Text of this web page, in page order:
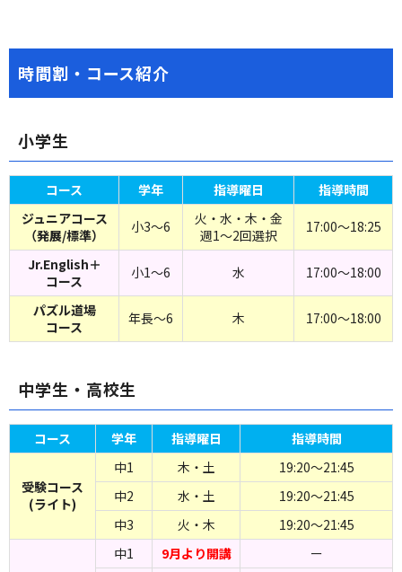
時間割・コース紹介
小学生
コース 学年 指導曜日
指導時間
ジュニアコース
（発展/標準）
小3～6
火・水・木・金
週1～2回選択
17:00～18:25
Jr.English＋
コース
小1～6 水 17:00～18:00
パズル道場
コース
年長～6 木 17:00～18:00
中学生・高校生
コース 学年 指導曜日 指導時間
受験コース
(ライト)
中1 木・土
19:20～21:45
中2
水・土
19:20～21:45
中3
火・木 19:20～21:45
中1 9月より開講 ー